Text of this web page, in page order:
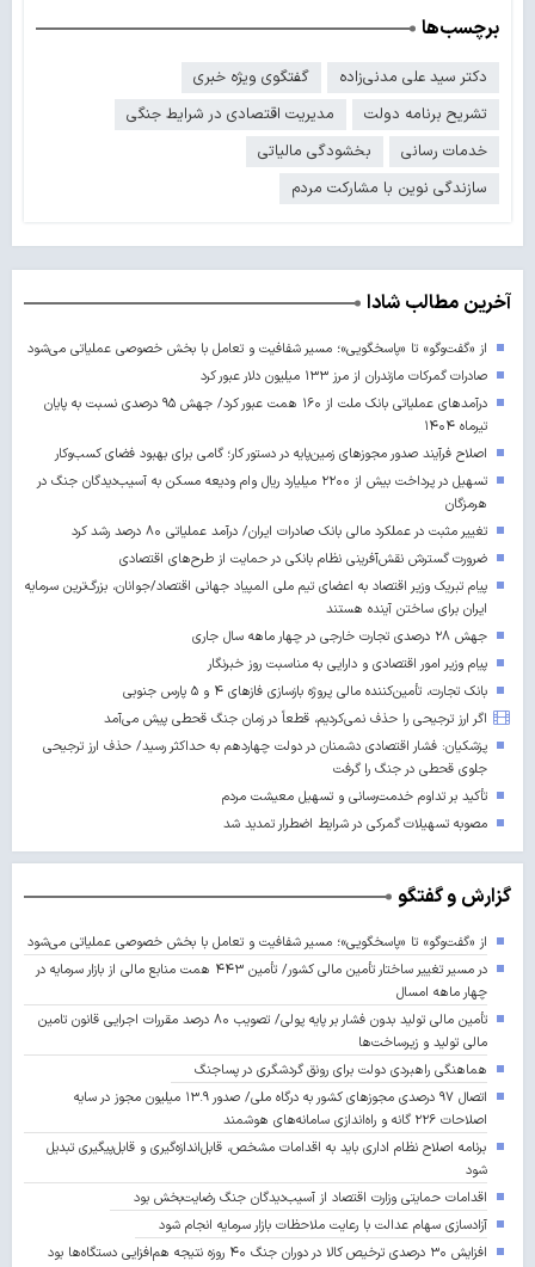
برچسب‌ها
دکتر سید علی مدنی‌زاده
گفتگوی ویژه خبری
تشریح برنامه دولت
مدیریت اقتصادی در شرایط جنگی
خدمات رسانی
بخشودگی مالیاتی
سازندگی نوین با مشارکت مردم
آخرین مطالب شادا
از «گفت‌وگو» تا «پاسخگویی»؛ مسیر شفافیت و تعامل با بخش خصوصی عملیاتی می‌شود
صادرات گمرکات مازندران از مرز ۱۳۳ میلیون دلار عبور کرد
درآمدهای عملیاتی بانک ملت از ۱۶۰ همت عبور کرد/ جهش ۹۵ درصدی نسبت به پایان
تیرماه ۱۴۰۴
اصلاح فرآیند صدور مجوزهای زمین‌پایه در دستور کار؛ گامی برای بهبود فضای کسب‌وکار
تسهیل در پرداخت بیش از ۲۲۰۰ میلیارد ریال وام ودیعه مسکن به آسیب‌دیدگان جنگ در
هرمزگان
تغییر مثبت در عملکرد مالی بانک صادرات ایران/ درآمد عملیاتی ۸۰ درصد رشد کرد
ضرورت گسترش نقش‌آفرینی نظام بانکی در حمایت از طرح‌های اقتصادی
پیام تبریک وزیر اقتصاد به اعضای تیم ملی المپیاد جهانی اقتصاد/جوانان، بزرگ‌ترین سرمایه
ایران برای ساختن آینده‌ هستند
جهش ۲۸ درصدی تجارت خارجی در چهار ماهه سال جاری
پیام وزیر امور اقتصادی و دارایی به مناسبت روز خبرنگار
بانک تجارت، تأمین‌کننده مالی پروژه بازسازی فازهای ۴ و ۵ پارس جنوبی
اگر ارز ترجیحی را حذف نمی‌کردیم، قطعاً در زمان جنگ قحطی پیش می‌آمد
پزشکیان: فشار اقتصادی دشمنان در دولت چهاردهم به حداکثر رسید/ حذف ارز ترجیحی
جلوی قحطی در جنگ را گرفت
تأکید بر تداوم خدمت‌رسانی و تسهیل معیشت مردم
مصوبه تسهیلات گمرکی در شرایط اضطرار تمدید شد
گزارش و گفتگو
از «گفت‌وگو» تا «پاسخگویی»؛ مسیر شفافیت و تعامل با بخش خصوصی عملیاتی می‌شود
در مسیر تغییر ساختار تأمین مالی کشور/ تأمین ۴۴۳ همت منابع مالی از بازار سرمایه در
چهار ماهه امسال
تأمین مالی تولید بدون فشار بر پایه پولی/ تصویب ۸۰ درصد مقررات اجرایی قانون تامین
مالی تولید و زیرساخت‌ها
هماهنگی راهبردی دولت برای رونق گردشگری در پساجنگ
اتصال ۹۷ درصدی مجوزهای کشور به درگاه ملی/ صدور ۱۳.۹ میلیون مجوز در سایه
اصلاحات ۲۲۶ گانه و راه‌اندازی سامانه‌های هوشمند
برنامه اصلاح نظام اداری باید به اقدامات مشخص، قابل‌اندازه‌گیری و قابل‌پیگیری تبدیل
شود
اقدامات حمایتی وزارت اقتصاد از آسیب‌دیدگان جنگ رضایت‌بخش بود
آزادسازی سهام عدالت با رعایت ملاحظات بازار سرمایه انجام شود
افزایش ۳۰ درصدی ترخیص کالا در دوران جنگ ۴۰ روزه نتیجه هم‌افزایی دستگاه‌ها بود